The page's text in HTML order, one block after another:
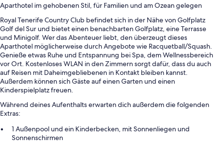
Aparthotel im gehobenen Stil, für Familien und am Ozean gelegen
Royal Tenerife Country Club befindet sich in der Nähe von Golfplatz
Golf del Sur und bietet einen benachbarten Golfplatz, eine Terrasse
und Minigolf. Wer das Abenteuer liebt, den überzeugt dieses
Aparthotel möglicherweise durch Angebote wie Racquetball/Squash.
Genieße etwas Ruhe und Entspannung bei Spa, dem Wellnessbereich
vor Ort. Kostenloses WLAN in den Zimmern sorgt dafür, dass du auch
auf Reisen mit Daheimgebliebenen in Kontakt bleiben kannst.
Außerdem können sich Gäste auf einen Garten und einen
Kinderspielplatz freuen.
Während deines Aufenthalts erwarten dich außerdem die folgenden
Extras:
1 Außenpool und ein Kinderbecken, mit Sonnenliegen und
Sonnenschirmen